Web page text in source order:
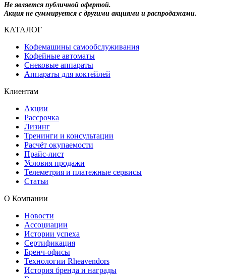
Не является публичной офертой.
Акция не суммируется с другими акциями и распродажами.
КАТАЛОГ
Кофемашины самообслуживания
Кофейные автоматы
Снековые аппараты
Аппараты для коктейлей
Клиентам
Акции
Рассрочка
Лизинг
Тренинги и консультации
Расчёт окупаемости
Прайс-лист
Условия продажи
Телеметрия и платежные сервисы
Статьи
О Компании
Новости
Ассоциации
Истории успеха
Сертификация
Бренч-офисы
Технологии Rheavendors
История бренда и награды